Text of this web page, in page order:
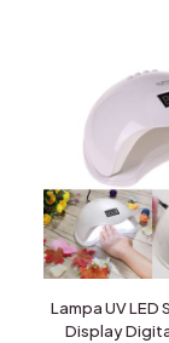
Lampa UV LED
Display